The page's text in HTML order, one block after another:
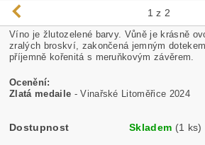
1 z 2
Víno je žlutozelené barvy. Vůně je krásně
zralých broskví, zakončená jemným
příjemně kořenitá s meruňkovým závěrem.
Ocenění:
Zlatá medaile - Vinařské Litoměřice 2024
Dostupnost Skladem (1 ks)